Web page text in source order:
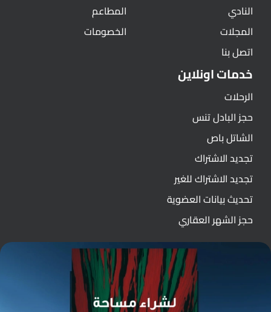
النادي
المجلات
اتصل بنا
المطاعم
الخصومات
خدمات اونلاين
الرحلات
حجز البادل تنس
الشاتل باص
تجديد الاشتراك
تجديد الاشتراك للغير
تحديث بيانات العضوية
حجز الشهر العقاري